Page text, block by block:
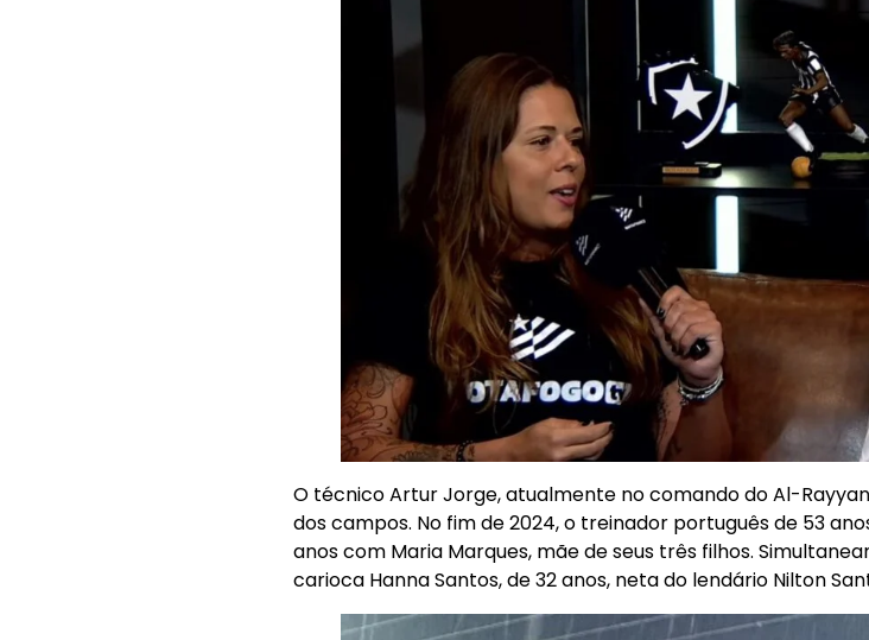
O técnico Artur Jorge, atualmente no comando do Al-
dos campos. No fim de 2024, o treinador português de 53
anos com Maria Marques, mãe de seus três filhos.
carioca Hanna Santos, de 32 anos, neta do lendário Nilton